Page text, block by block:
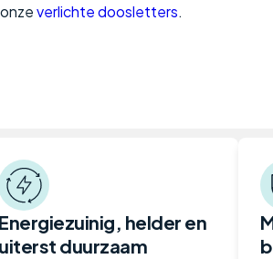
verlichte doosletters.
Energiezuinig, helder en
uiterst duurzaam